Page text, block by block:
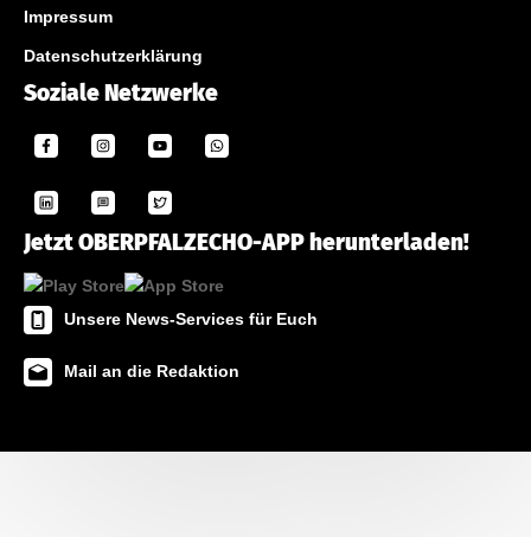
Impressum
Datenschutzerklärung
Soziale Netzwerke
Jetzt OBERPFALZECHO-APP herunterladen!
Unsere News-Services für Euch
Mail an die Redaktion